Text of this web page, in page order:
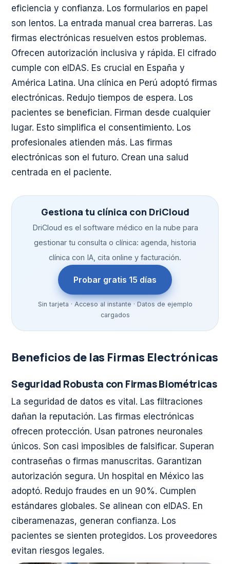
eficiencia y confianza. Los formularios en papel
son lentos. La entrada manual crea barreras. Las
firmas electrónicas resuelven estos problemas.
Ofrecen autorización inclusiva y rápida. El cifrado
cumple con eIDAS. Es crucial en España y
América Latina. Una clínica en Perú adoptó firmas
electrónicas. Redujo tiempos de espera. Los
pacientes se benefician. Firman desde cualquier
lugar. Esto simplifica el consentimiento. Los
profesionales atienden más. Las firmas
electrónicas son el futuro. Crean una salud
centrada en el paciente.
Gestiona tu clínica con DriCloud
DriCloud es el software médico en la nube para
gestionar tu consulta o clínica: agenda, historia
clínica con IA, cita online y facturación.
Probar gratis 15 días
Sin tarjeta · Acceso al instante · Datos de ejemplo
cargados
Beneficios de las Firmas Electrónicas
Seguridad Robusta con Firmas Biométricas
La seguridad de datos es vital. Las filtraciones
dañan la reputación. Las firmas electrónicas
ofrecen protección. Usan patrones neuronales
únicos. Son casi imposibles de falsificar. Superan
contraseñas o firmas manuscritas. Garantizan
autorización segura. Un hospital en México las
adoptó. Redujo fraudes en un 90%. Cumplen
estándares globales. Se alinean con eIDAS. En
ciberamenazas, generan confianza. Los
pacientes se sienten protegidos. Los proveedores
evitan riesgos legales.